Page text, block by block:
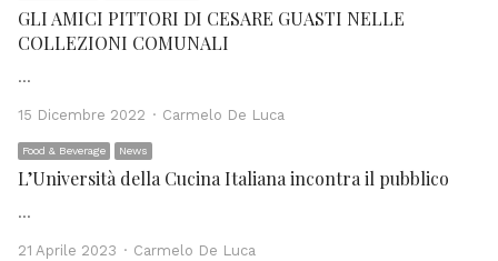
GLI AMICI PITTORI DI CESARE GUASTI NELLE
COLLEZIONI COMUNALI
…
15 Dicembre 2022 Author
Carmelo De Luca
Food & Beverage News
L’Università della Cucina Italiana incontra il pubblico
…
21 Aprile 2023 Author
Carmelo De Luca